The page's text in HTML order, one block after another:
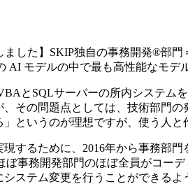
ました】SKIP独自の事務開発®部
AI モデルの中で最も高性能なモデ
とSQLサーバーの所内システ
その問題点としては、技術部門
というのが理想ですが、使う人
現するために、2016年から事務部
ぼ事務開発部門のほぼ全員がコー
システム変更を行うことができる